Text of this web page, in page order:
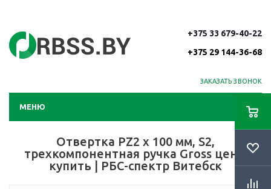
+375 33 679-40-22
+375 29 144-36-68
ЗАКАЗАТЬ ЗВОНОК
МЕНЮ
Отвертка PZ2 x 100 мм, S2,
трехкомпонентная ручка Gross цена,
купить | РБС-спектр Витебск